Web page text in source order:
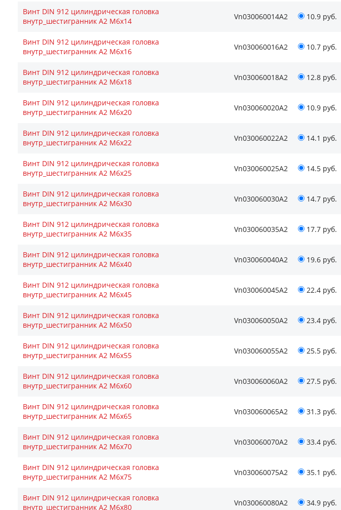
Винт DIN 912 цилиндрическая головка
внутр_шестигранник A2 М6х14
Vn030060014А2 10.9 руб.
Винт DIN 912 цилиндрическая головка
внутр_шестигранник A2 М6х16
Vn030060016А2 10.7 руб.
Винт DIN 912 цилиндрическая головка
внутр_шестигранник A2 М6х18
Vn030060018А2 12.8 руб.
Винт DIN 912 цилиндрическая головка
внутр_шестигранник A2 М6х20
Vn030060020А2 10.9 руб.
Винт DIN 912 цилиндрическая головка
внутр_шестигранник A2 М6х22
Vn030060022А2 14.1 руб.
Винт DIN 912 цилиндрическая головка
внутр_шестигранник A2 М6х25
Vn030060025А2 14.5 руб.
Винт DIN 912 цилиндрическая головка
внутр_шестигранник A2 М6х30
Vn030060030А2 14.7 руб.
Винт DIN 912 цилиндрическая головка
внутр_шестигранник A2 М6х35
Vn030060035А2 17.7 руб.
Винт DIN 912 цилиндрическая головка
внутр_шестигранник A2 М6х40
Vn030060040А2 19.6 руб.
Винт DIN 912 цилиндрическая головка
внутр_шестигранник A2 М6х45
Vn030060045А2 22.4 руб.
Винт DIN 912 цилиндрическая головка
внутр_шестигранник A2 М6х50
Vn030060050А2 23.4 руб.
Винт DIN 912 цилиндрическая головка
внутр_шестигранник A2 М6х55
Vn030060055А2 25.5 руб.
Винт DIN 912 цилиндрическая головка
внутр_шестигранник A2 М6х60
Vn030060060А2 27.5 руб.
Винт DIN 912 цилиндрическая головка
внутр_шестигранник A2 М6х65
Vn030060065А2 31.3 руб.
Винт DIN 912 цилиндрическая головка
внутр_шестигранник A2 М6х70
Vn030060070А2 33.4 руб.
Винт DIN 912 цилиндрическая головка
внутр_шестигранник A2 М6х75
Vn030060075А2 35.1 руб.
Винт DIN 912 цилиндрическая головка
внутр_шестигранник A2 М6х80
Vn030060080А2 34.9 руб.